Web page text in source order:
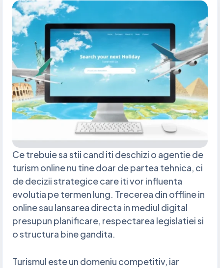
Ce trebuie sa stii cand iti deschizi o agentie de
turism online nu tine doar de partea tehnica, ci
de decizii strategice care iti vor influenta
evolutia pe termen lung. Trecerea din offline in
online sau lansarea directa in mediul digital
presupun planificare, respectarea legislatiei si
o structura bine gandita.
Turismul este un domeniu competitiv, iar